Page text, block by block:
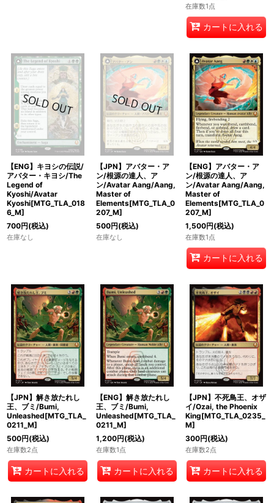
在庫数1点
カートに入れる
【ENG】キヨシの伝説/
アバター・キヨシ/The
Legend of
Kyoshi/Avatar
Kyoshi[MTG_TLA_018
6_M]
700円(税込)
在庫なし
【JPN】アバター・ア
ン/根源の達人、ア
ン/Avatar Aang/Aang,
Master of
Elements[MTG_TLA_0
207_M]
500円(税込)
在庫なし
【ENG】アバター・ア
ン/根源の達人、ア
ン/Avatar Aang/Aang,
Master of
Elements[MTG_TLA_0
207_M]
1,500円(税込)
在庫数1点
カートに入れる
【JPN】解き放たれし
王、ブミ/Bumi,
Unleashed[MTG_TLA_
0211_M]
500円(税込)
在庫数2点
カートに入れる
【ENG】解き放たれし
王、ブミ/Bumi,
Unleashed[MTG_TLA_
0211_M]
1,200円(税込)
在庫数1点
カートに入れる
【JPN】不死鳥王、オザ
イ/Ozai, the Phoenix
King[MTG_TLA_0235_
M]
300円(税込)
在庫数2点
カートに入れる